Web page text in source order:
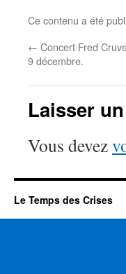
Ce contenu a été
← Concert Fred
9 décembre.
Laisser
Vous devez
Le Temps des Crises